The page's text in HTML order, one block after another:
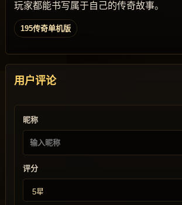
玩家都能书写属于自己的传奇故事。
195传奇单机版
用户评论
昵称
评分